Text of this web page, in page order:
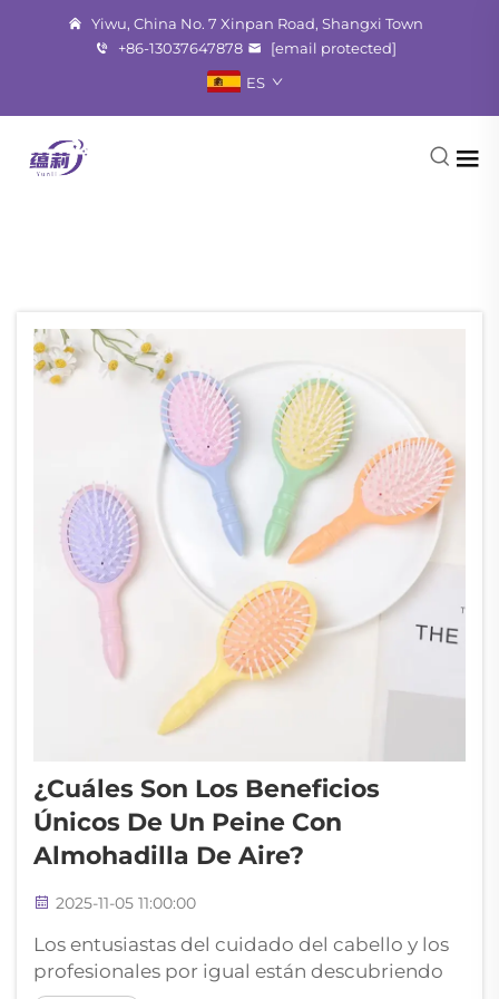
Yiwu, China No. 7 Xinpan Road, Shangxi Town
+86-13037647878
[email protected]
ES
¿Cuáles Son Los Beneficios
Únicos De Un Peine Con
Almohadilla De Aire?
2025-11-05 11:00:00
Los entusiastas del cuidado del cabello y los
profesionales por igual están descubriendo